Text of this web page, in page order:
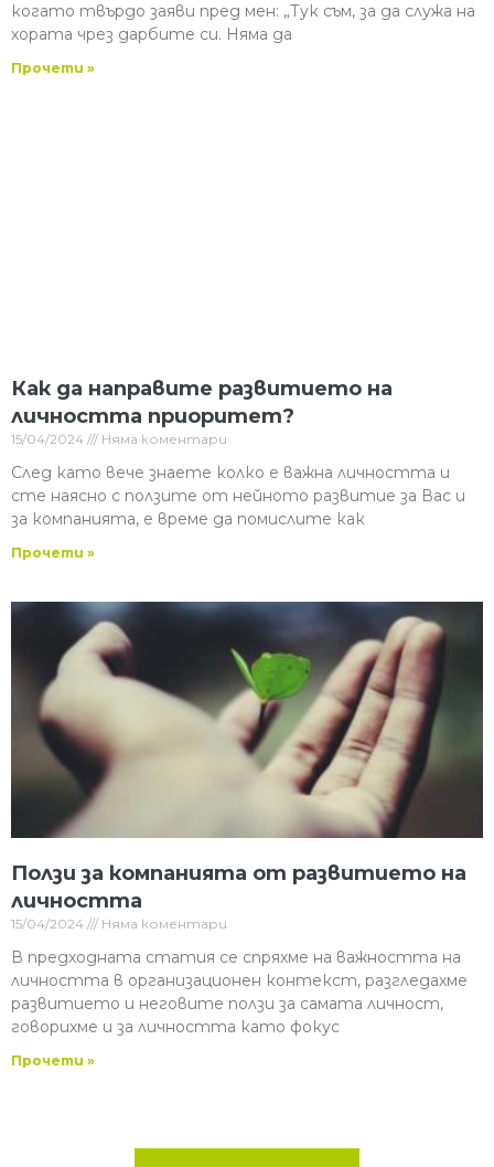
когато твърдо заяви пред мен: „Тук съм, за да служа на
хората чрез дарбите си. Няма да
Прочети »
Как да направите развитието на
личността приоритет?
15/04/2024 Няма коментари
След като вече знаете колко е важна личността и
сте наясно с ползите от нейното развитие за Вас и
за компанията, е време да помислите как
Прочети »
Ползи за компанията от развитието на
личността
15/04/2024 Няма коментари
В предходната статия се спряхме на важността на
личността в организационен контекст, разгледахме
развитието и неговите ползи за самата личност,
говорихме и за личността като фокус
Прочети »